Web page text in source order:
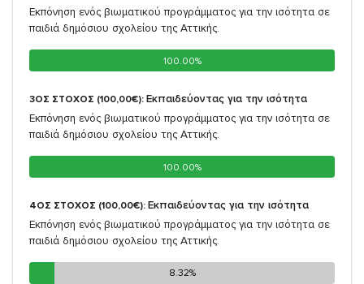
Εκπόνηση ενός βιωματικού προγράμματος για την ισότητα σε
παιδιά δημόσιου σχολείου της Αττικής.
100.00%
100.00%
3ΟΣ ΣΤΟΧΟΣ (100,00€): Εκπαιδεύοντας για την ισότητα
Εκπόνηση ενός βιωματικού προγράμματος για την ισότητα σε
παιδιά δημόσιου σχολείου της Αττικής.
100.00%
100.00%
4ΟΣ ΣΤΟΧΟΣ (100,00€): Εκπαιδεύοντας για την ισότητα
Εκπόνηση ενός βιωματικού προγράμματος για την ισότητα σε
παιδιά δημόσιου σχολείου της Αττικής.
8.32%
8.32%